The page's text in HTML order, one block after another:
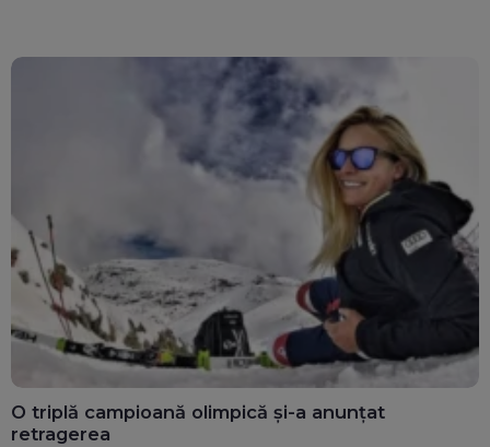
O triplă campioană olimpică și-a anunțat
retragerea